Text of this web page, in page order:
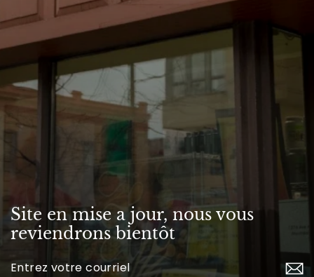
Site en mise a jour, nous vous
reviendrons bientôt
Inscrivez-